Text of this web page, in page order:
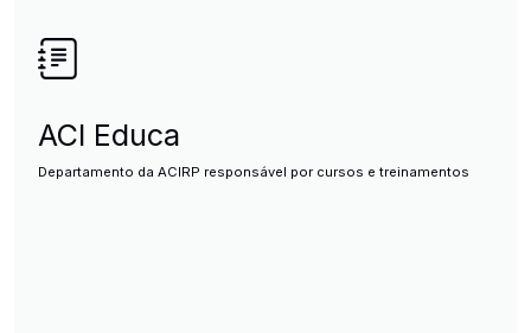
ACI Educa
Departamento da ACIRP responsável por cursos e treinamentos